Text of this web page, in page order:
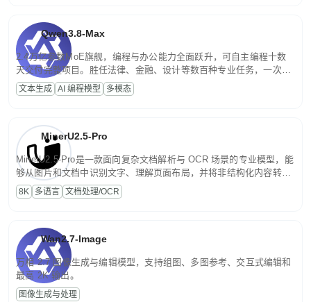
Qwen3.8-Max
2.4万亿参数MoE旗舰，编程与办公能力全面跃升，可自主编程十数
天交付完整项目。胜任法律、金融、设计等数百种专业任务，一次对
话端到端交付生产级成果。原生视觉理解贯穿规划、执行与验证全流
程，支持超长文档与长视频的深度语义解析。长程任务中自主规划与
文本生成 AI 编程模型 多模态
MinerU2.5-Pro
MinerU2.5-Pro是一款面向复杂文档解析与 OCR 场景的专业模型，能
够从图片和文档中识别文字、理解页面布局，并将非结构化内容转换
为便于存储、检索和二次处理的结构化结果。
8K 多语言 文档处理/OCR
Wan2.7-Image
万相 2.7 图像生成与编辑模型，支持组图、多图参考、交互式编辑和
最高 2K 输出。
图像生成与处理